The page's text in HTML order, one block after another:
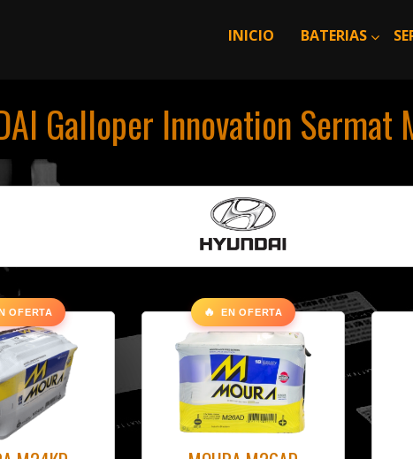
INICIO BATERIAS
Galloper Innovation Sermat
OFERTA 🔥 EN OFERTA